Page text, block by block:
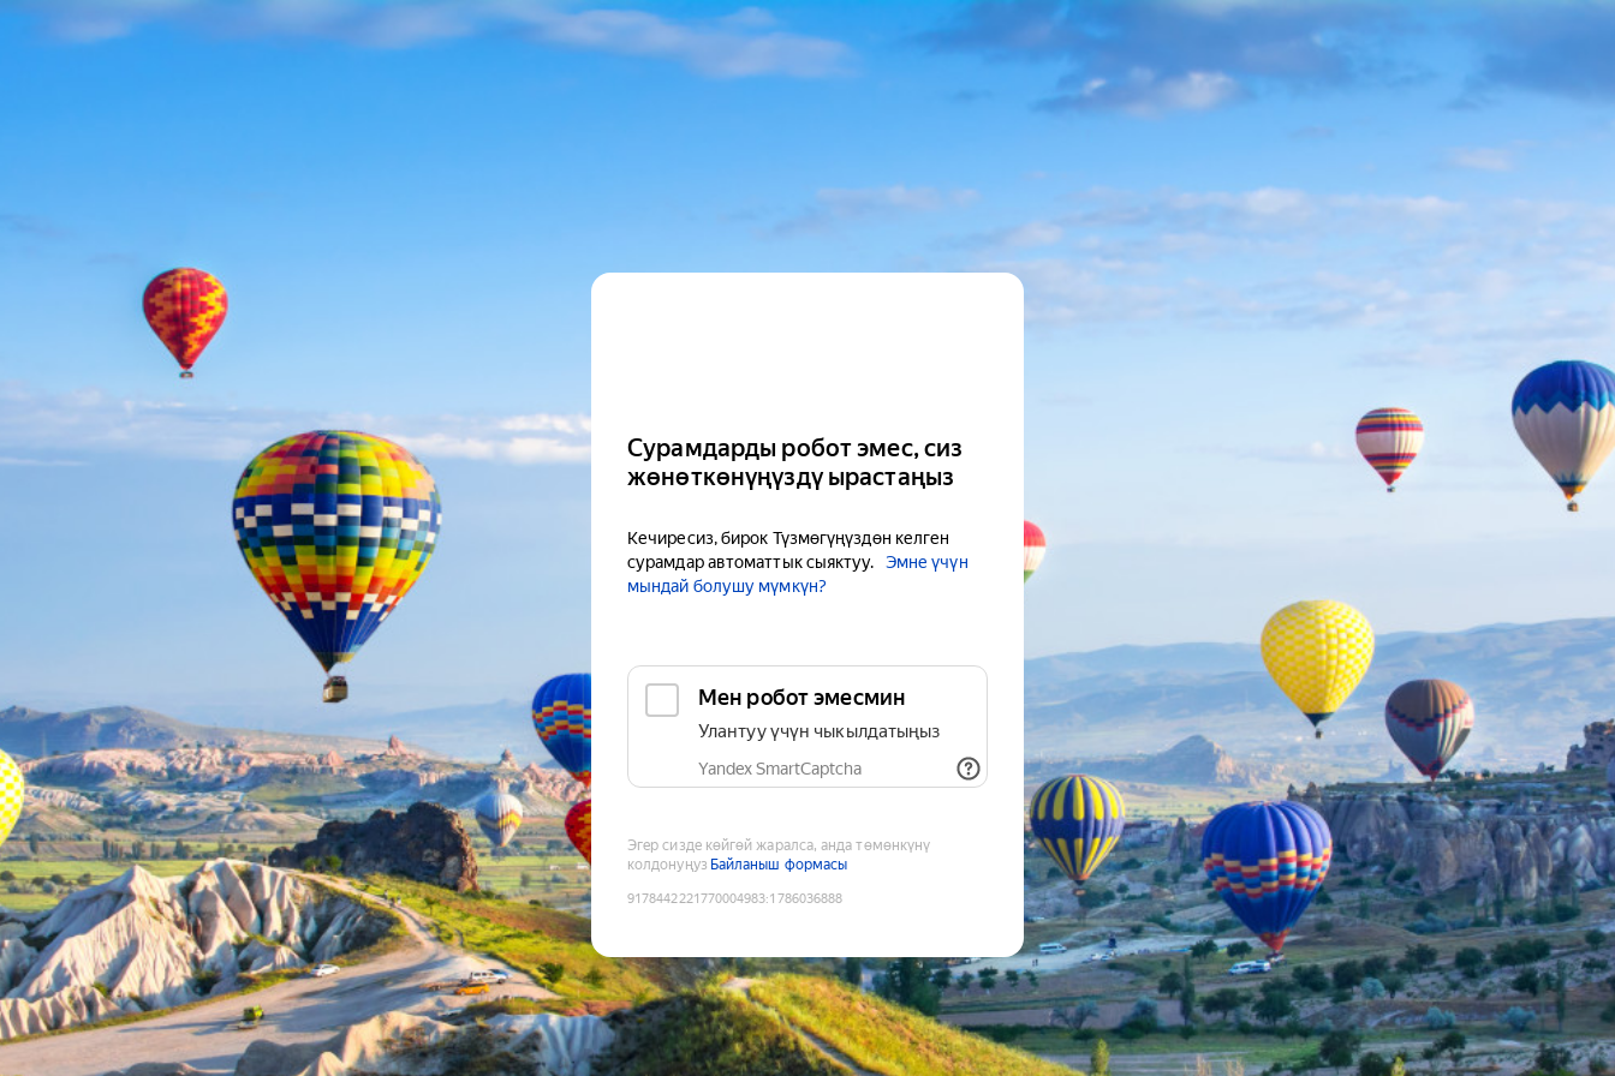
Сурамдарды робот эмес, сиз
жөнөткөнүңүздү ырастаңыз
Кечиресиз, бирок Түзмөгүңүздөн келген
сурамдар автоматтык сыяктуу.
Эмне үчүн
мындай болушу мүмкүн?
Мен робот эмесмин
Улантуу үчүн чыкылдатыңыз
Yandex SmartCaptcha
Эгер сизде көйгөй жаралса, анда төмөнкүнү
колдонуңуз Байланыш формасы
9178442221770004983:1786036888